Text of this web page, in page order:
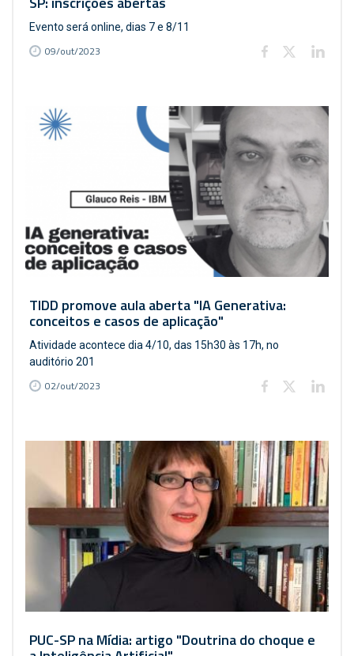
Evento será online, dias 7 e 8/11
09/out/2023
TIDD promove aula aberta "IA Generativa:
conceitos e casos de aplicação"
Atividade acontece dia 4/10, das 15h30 às 17h, no
auditório 201
02/out/2023
PUC-SP na Mídia: artigo "Doutrina do choque e